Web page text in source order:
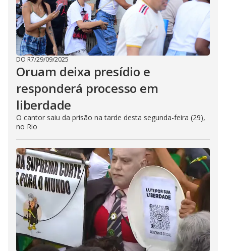
DO R7/29/09/2025
Oruam deixa presídio e
responderá processo em
liberdade
O cantor saiu da prisão na tarde desta segunda-feira (29),
no Rio